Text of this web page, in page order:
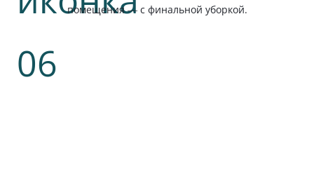
помещения — с финальной уборкой.